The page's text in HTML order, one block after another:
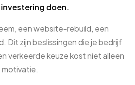
investering doen.
een website-rebuild, een
Dit zijn beslissingen die je bedrijf
verkeerde keuze kost niet alleen
motivatie.